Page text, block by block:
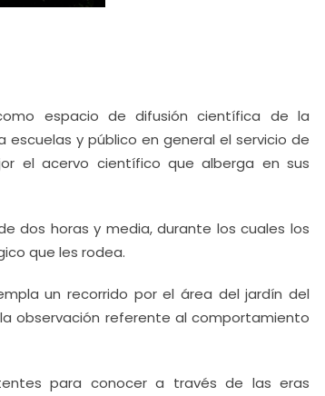
espacio de difusión científica de la
escuelas y público en general el servicio de
el acervo científico que alberga en sus
dos horas y media, durante los cuales los
que les rodea.
un recorrido por el área del jardín del
observación referente al comportamiento
para conocer a través de las eras